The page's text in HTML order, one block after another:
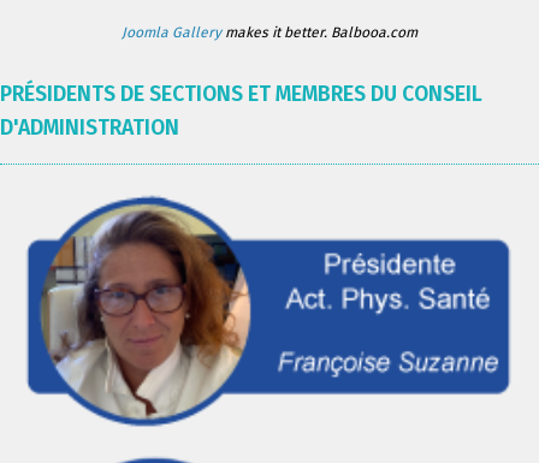
Joomla Gallerymakes it better. Balbooa.com
PRÉSIDENTS DE SECTIONS ET MEMBRES DU CONSEIL
D'ADMINISTRATION